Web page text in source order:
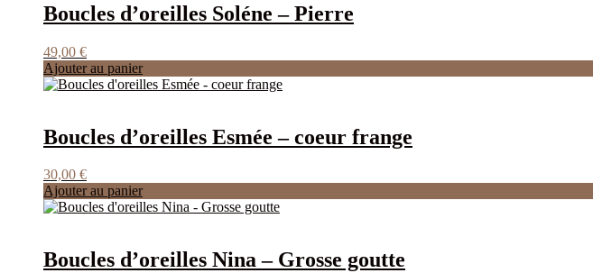
Boucles d’oreilles Soléne – Pierre
49,00 €
Ajouter au panier
Boucles d’oreilles Esmée – coeur frange
30,00 €
Ajouter au panier
Boucles d’oreilles Nina – Grosse goutte